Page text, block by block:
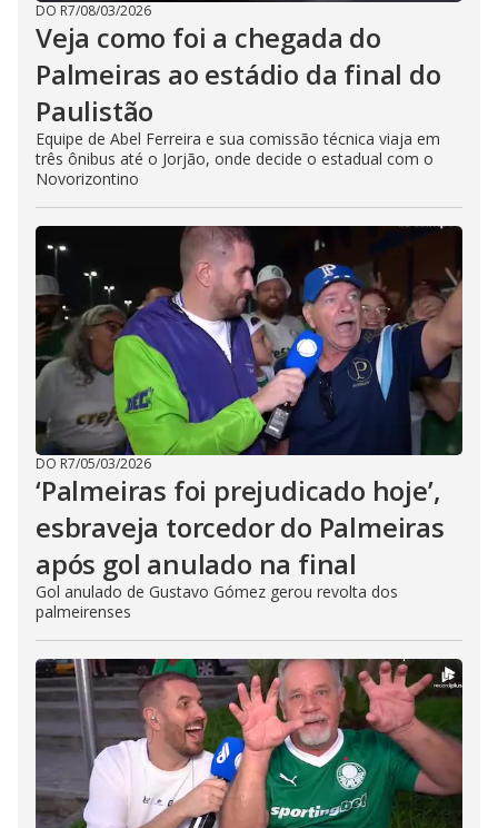
DO R7/08/03/2026
Veja como foi a chegada do
Palmeiras ao estádio da final do
Paulistão
Equipe de Abel Ferreira e sua comissão técnica viaja em
três ônibus até o Jorjão, onde decide o estadual com o
Novorizontino
DO R7/05/03/2026
‘Palmeiras foi prejudicado hoje’,
esbraveja torcedor do Palmeiras
após gol anulado na final
Gol anulado de Gustavo Gómez gerou revolta dos
palmeirenses